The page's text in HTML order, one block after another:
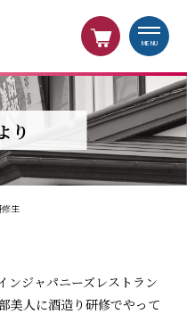
MENU
り
生
ンジャパニーズレストラン
美人に酒造り研修でやって